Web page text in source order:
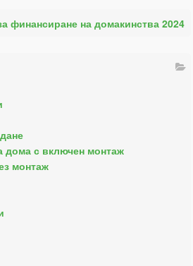
финансиране на домакинства 2024
дома с включен монтаж
монтаж